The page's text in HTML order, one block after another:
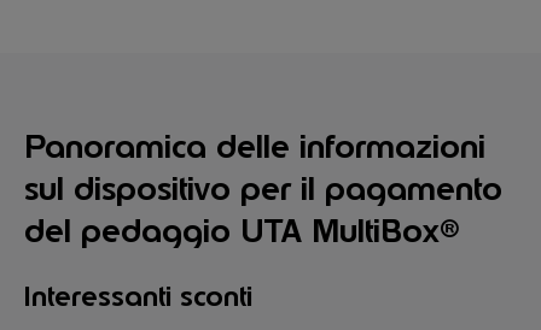
Panoramica delle informazioni
sul dispositivo per il pagamento
del pedaggio UTA MultiBox®
Interessanti sconti